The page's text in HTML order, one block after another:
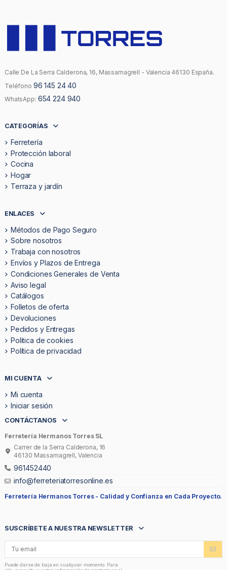
Calle De La Serra Calderona, 16, Massamagrell - Valencia 46130 España.
Teléfono 96 145 24 40
WhatsApp: 654 224 940
CATEGORÍAS
Ferretería
Protección laboral
Cocina
Hogar
Terraza y jardín
ENLACES
Métodos de Pago Seguro
Sobre nosotros
Trabaja con nosotros
Envíos y Plazos de Entrega
Condiciones Generales de Venta
Aviso legal
Catálogos
Folletos de oferta
Devoluciones
Pedidos y Entregas
Politica de cookies
Política de privacidad
MI CUENTA
Mi cuenta
Iniciar sesión
CONTÁCTANOS
Ferretería Hermanos Torres SL
Carrer de la Serra Calderona, 16
46130 Massamagrell, Valencia
961452440
info@ferreteriatorresonline.es
Ferretería Hermanos Torres - Calidad y Confianza en Cada Proyecto.
SUSCRÍBETE A NUESTRA NEWSLETTER
Puede darse de baja en cualquier momento. Para